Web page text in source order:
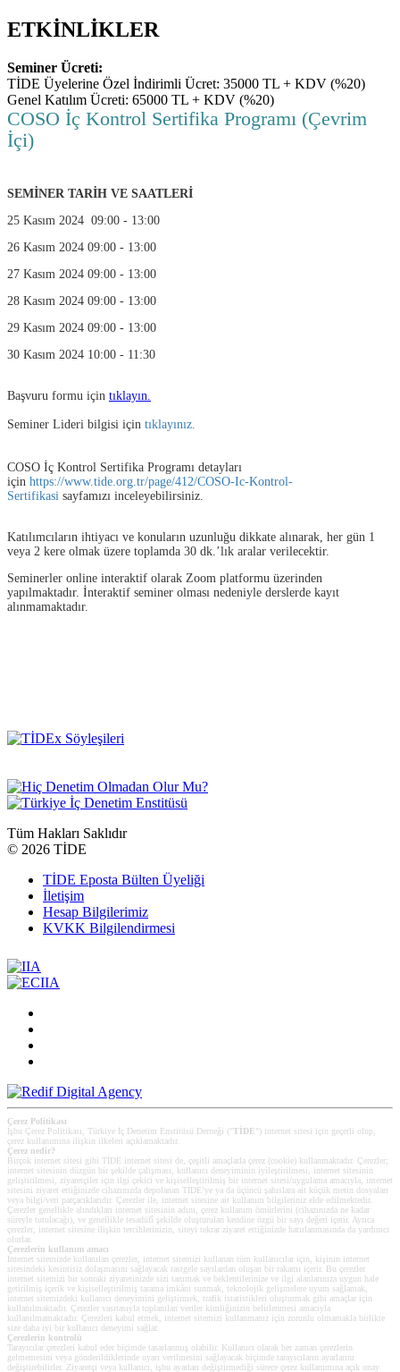
ETKİNLİKLER
Seminer Ücreti:
TİDE Üyelerine Özel İndirimli Ücret: 35000 TL + KDV (%20)
Genel Katılım Ücreti: 65000 TL + KDV (%20)
COSO İç Kontrol Sertifika Programı (Çevrim
İçi)
SEMİNER TARİH VE SAATLERİ
25 Kasım 2024 09:00 - 13:00
26 Kasım 2024 09:00 - 13:00
27 Kasım 2024 09:00 - 13:00
28 Kasım 2024 09:00 - 13:00
29 Kasım 2024 09:00 - 13:00
30 Kasım 2024 10:00 - 11:30
Başvuru formu için tıklayın.
Seminer Lideri bilgisi için tıklayınız.
COSO İç Kontrol Sertifika Programı detayları
için https://www.tide.org.tr/page/412/COSO-Ic-Kontrol-
Sertifikasi sayfamızı inceleyebilirsiniz.
Katılımcıların ihtiyacı ve konuların uzunluğu dikkate alınarak, her gün 1
veya 2 kere olmak üzere toplamda 30 dk.’lık aralar verilecektir.
Seminerler online interaktif olarak Zoom platformu üzerinden
yapılmaktadır. İnteraktif seminer olması nedeniyle derslerde kayıt
alınmamaktadır.
Tüm Hakları Saklıdır
© 2026 TİDE
TİDE Eposta Bülten Üyeliği
İletişim
Hesap Bilgilerimiz
KVKK Bilgilendirmesi
Çerez Politikası
İşbu Çerez Politikası, Türkiye İç Denetim Enstitüsü Derneği (" TİDE ") internet sitesi için geçerli olup,
çerez kullanımına ilişkin ilkeleri açıklamaktadır.
Çerez nedir?
Birçok internet sitesi gibi TİDE internet sitesi de, çeşitli amaçlarla çerez (cookie) kullanmaktadır. Çerezler;
internet sitesinin düzgün bir şekilde çalışması, kullanıcı deneyiminin iyileştirilmesi, internet sitesinin
geliştirilmesi, ziyaretçiler için ilgi çekici ve kişiselleştirilmiş bir internet sitesi/uygulama amacıyla, internet
sitesini ziyaret ettiğinizde cihazınızda depolanan TİDE’ye ya da üçüncü şahıslara ait küçük metin dosyaları
veya bilgi/veri parçacıklarıdır. Çerezler ile, internet sitesine ait kullanım bilgileriniz elde edilmektedir.
Çerezler genellikle alındıkları internet sitesinin adını, çerez kullanım ömürlerini (cihazınızda ne kadar
süreyle tutulacağı), ve genellikle tesadüfî şekilde oluşturulan kendine özgü bir sayı değeri içerir. Ayrıca
çerezler, internet sitesine ilişkin tercihlerinizin, siteyi tekrar ziyaret ettiğinizde hatırlanmasında da yardımcı
olurlar.
Çerezlerin kullanım amacı
Internet sitemizde kullanılan çerezler, internet sitemizi kullanan tüm kullanıcılar için, kişinin internet
sitesindeki kesintisiz dolaşmasını sağlayacak rastgele sayılardan oluşan bir rakamı içerir. Bu çerezler
internet sitemizi bir sonraki ziyaretinizde sizi tanımak ve beklentilerinize ve ilgi alanlarınıza uygun hale
getirilmiş içerik ve kişiselleştirilmiş tarama imkânı sunmak, teknolojik gelişmelere uyum sağlamak,
internet sitemizdeki kullanıcı deneyimini geliştirmek, trafik istatistikleri oluşturmak gibi amaçlar için
kullanılmaktadır. Çerezler vasıtasıyla toplanılan veriler kimliğinizin belirlenmesi amacıyla
kullanılmamaktadır. Çerezleri kabul etmek, internet sitemizi kullanmanız için zorunlu olmamakla birlikte
size daha iyi bir kullanıcı deneyimi sağlar.
Çerezlerin kontrolü
Tarayıcılar çerezleri kabul eder biçimde tasarlanmış olabilir. Kullanıcı olarak her zaman çerezlerin
gelmemesini veya gönderildiklerinde uyarı verilmesini sağlayacak biçimde tarayıcıların ayarlarını
değiştirebilirler. Ziyaretçi veya kullanıcı, işbu ayarları değiştirmediği sürece çerez kullanımına açık onay